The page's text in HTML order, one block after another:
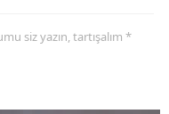
siz yazın, tartışalım *